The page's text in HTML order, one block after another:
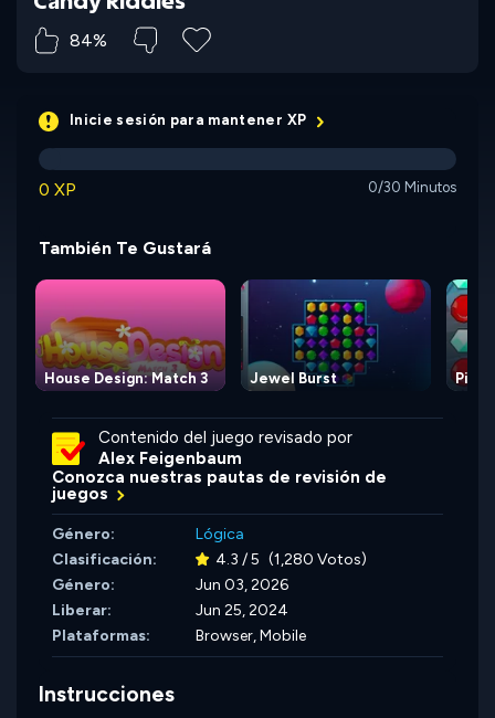
84%
Inicie sesión para mantener XP
0 XP 0/30 Minutos
También Te Gustará
House Design: Match 3 Jewel Burst
Contenido del juego revisado por
Alex Feigenbaum
Conozca nuestras pautas de revisión de
juegos
Género:
Lógica
Clasificación:
4.3 / 5 (1,280 Votos)
Género:
Jun 03, 2026
Liberar:
Jun 25, 2024
Plataformas:
Browser, Mobile
Instrucciones